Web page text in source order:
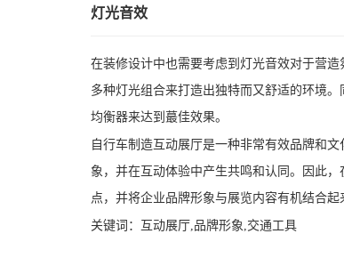
灯光音效
在装修设计中也需要考虑到灯光音效对于营
多种灯光组合来打造出独特而又舒适的环境
均衡器来达到蕞佳效果。
自行车制造互动展厅是一种非常有效品牌和
象，并在互动体验中产生共鸣和认同。因此
点，并将企业品牌形象与展览内容有机结合起
关键词： 互动展厅,品牌形象,交通工具